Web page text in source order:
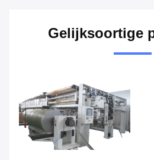
Gelijksoortige